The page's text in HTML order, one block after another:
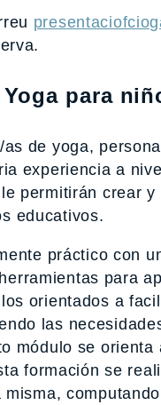
para
de yoga,
experiencia a
permitirán crear
educativos.
práctico con
para
orientados a
las
módulo se
formación se